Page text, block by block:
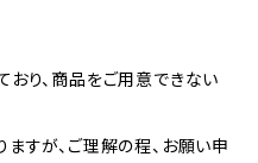
り、商品をご用意できない
すが、ご理解の程、お願い申